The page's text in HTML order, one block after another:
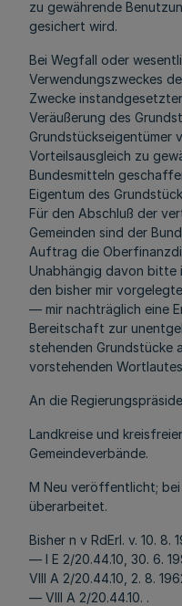
zu gewährende
gesichert wird.
Bei Wegfall oder
Verwendungszweckes
Zwecke
Veräußerung des
Grundstückseigentümer
Vorteilsausgleich zu
Bundesmitteln
Eigentum des
Für den Abschluß der
Gemeinden sind der
Auftrag die
Unabhängig davon bitte
den bisher mir
— mir nachträglich eine
Bereitschaft zur
stehenden Grundstücke
vorstehenden
An die
Landkreise und
Gemeindeverbände.
M Neu veröffentlicht; bei
überarbeitet.
Bisher n v RdErl. v. 10. 8.
— I E 2/20.44.10, 30. 6.
VIII A 2/20.44.10, 2. 8.
— VIII A 2/20.44.10. .